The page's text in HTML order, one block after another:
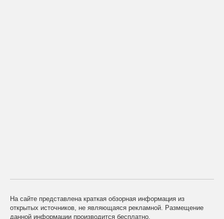
На сайте представлена краткая обзорная информация из
открытых источников, не являющаяся рекламной. Размещение
данной информации производится бесплатно.